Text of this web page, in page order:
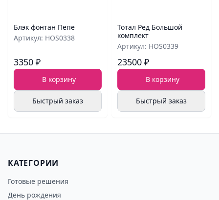
Блэк фонтан Пепе
Артикул: HOS0338
3350 ₽
В корзину
Быстрый заказ
Тотал Ред Большой
комплект
Артикул: HOS0339
23500 ₽
В корзину
Быстрый заказ
КАТЕГОРИИ
Готовые решения
День рождения